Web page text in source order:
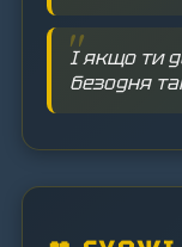
І якщо ти
безодня